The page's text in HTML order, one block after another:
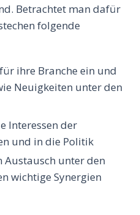
Betrachtet man dafür
folgende
ihre Branche ein und
Neuigkeiten unter den
Interessen der
und in die Politik
unter den
wichtige Synergien